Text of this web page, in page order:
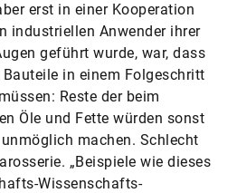
erst in einer Koopera­tion
industriellen Anwender ihrer
geführt wurde, war, dass
in einem Folgeschritt
Reste der beim
Öle und Fette würden sonst
machen. Schlecht
„Beispiele wie dieses
Wissenschafts-